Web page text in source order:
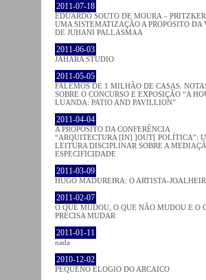
2011-07-18
EDUARDO SOUTO DE MOURA – PRITZKER
UMA SISTEMATIZAÇÃO A PROPÓSITO DA
DE JUHANI PALLASMAA
2011-06-03
JAHARA STUDIO
2011-05-05
FALEMOS DE 1 MILHÃO DE CASAS.
SOBRE O CONCURSO E EXPOSIÇÃO “A
LUANDA: PATIO AND PAVILLION”
2011-04-04
A PROPÓSITO DA CONFERÊNCIA
“ARQUITECTURA [IN] ]OUT[ POLÍTICA”:
LEITURA DISCIPLINAR SOBRE A
ESPECIFICIDADE
2011-03-09
HUGO MADUREIRA: O ARTISTA-
2011-02-07
O QUE MUDOU, O QUE NÃO MUDOU E O
PRECISA MUDAR
2011-01-11
nada
2010-12-02
PEQUENO ELOGIO DO ARCAICO